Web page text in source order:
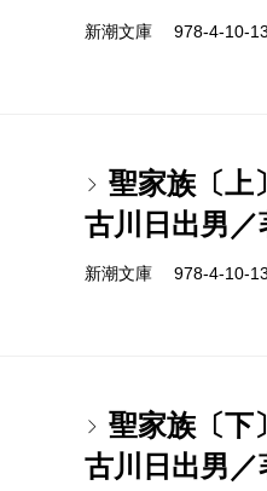
新潮文庫 978-4-10-
聖家族〔上〕
古川日出男／
新潮文庫 978-4-10-
聖家族〔下〕
古川日出男／